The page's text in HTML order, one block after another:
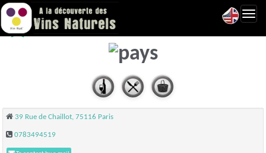
Cave de Chaillot - Paris 16
39 Rue de Chaillot, 75116 Paris
0783494519